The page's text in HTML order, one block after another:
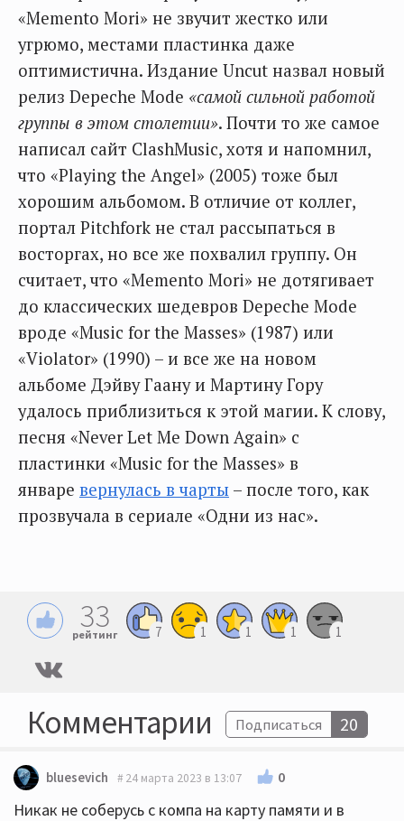
«Memento Mori» не звучит жестко или
угрюмо, местами пластинка даже
оптимистична. Издание Uncut назвал новый
релиз Depeche Mode «самой сильной работой
группы в этом столетии». Почти то же самое
написал сайт ClashMusic, хотя и напомнил,
что «Playing the Angel» (2005) тоже был
хорошим альбомом. В отличие от коллег,
портал Pitchfork не стал рассыпаться в
восторгах, но все же похвалил группу. Он
считает, что «Memento Mori» не дотягивает
до классических шедевров Depeche Mode
вроде «Music for the Masses» (1987) или
«Violator» (1990) – и все же на новом
альбоме Дэйву Гаану и Мартину Гору
удалось приблизиться к этой магии. К слову,
песня «Never Let Me Down Again» с
пластинки «Music for the Masses» в
январе вернулась в чарты – после того, как
прозвучала в сериале «Одни из нас».
33
рейтинг 7 1 1 1 1
Комментарии Подписаться 20
bluesevich 24 марта 2023 в 13:07 0
Никак не соберусь с компа на карту памяти и в